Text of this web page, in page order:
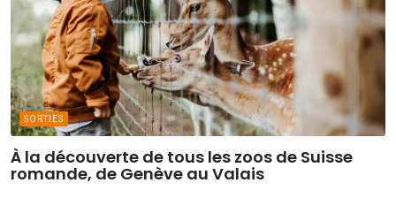
SORTIES
À la découverte de tous les zoos de Suisse
romande, de Genève au Valais